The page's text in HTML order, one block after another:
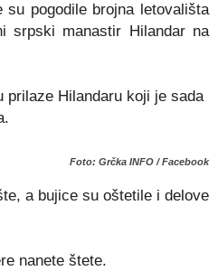
pogodile brojna letovališta
srpski manastir Hilandar na
prilaze Hilandaru koji je sada
Foto: Grčka INFO / Facebook
a bujice su oštetile i delove
nanete štete.